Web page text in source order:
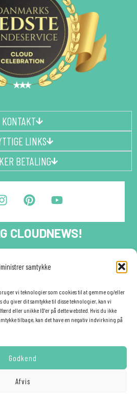
samtykke
vi teknologier som cookies til at gemme og/eller
du giver dit samtykke til disse teknologier, kan vi
eller unikke ID'er på dette websted. Hvis du ikke
tilbage, kan det have en negativ indvirkning på
Godkend
Afvis
KONTAKT
LINKS
BETALING
I
n
s
t
a
g
a
P
i
n
t
e
r
s
Y
o
t
u
b
CLOUDNEWS!
direkte i din indbakke.🎉